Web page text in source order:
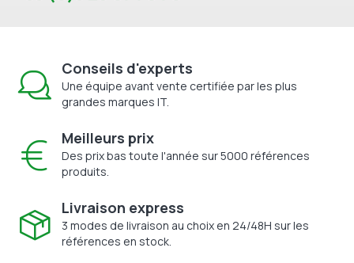
Conseils d'experts
Une équipe avant vente certifiée par les plus
grandes marques IT.
Meilleurs prix
Des prix bas toute l'année sur 5000 références
produits.
Livraison express
3 modes de livraison au choix en 24/48H sur les
références en stock.